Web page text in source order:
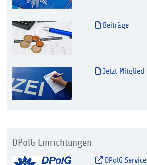
Beiträge
Jetzt Mitglied
DPolG Einrichtungen
DPolG Service